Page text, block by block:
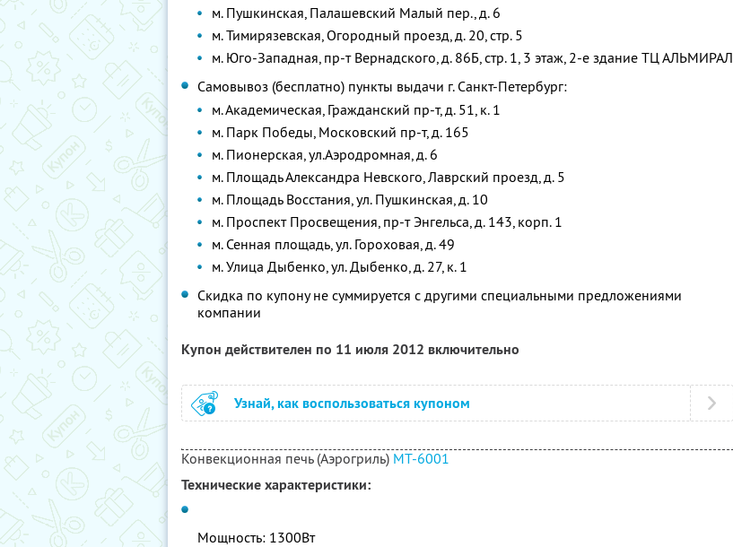
м. Пушкинская, Палашевский Малый пер., д. 6
м. Тимирязевская, Огородный проезд, д. 20, стр. 5
м. Юго-Западная, пр-т Вернадского, д. 86Б, стр. 1, 3 этаж, 2-е здание ТЦ АЛЬМИРАЛ
Самовывоз (бесплатно) пункты выдачи г. Санкт-Петербург:
м. Академическая, Гражданский пр-т, д. 51, к. 1
м. Парк Победы, Московский пр-т, д. 165
м. Пионерская, ул.Аэродромная, д. 6
м. Площадь Александра Невского, Лаврский проезд, д. 5
м. Площадь Восстания, ул. Пушкинская, д. 10
м. Проспект Просвещения, пр-т Энгельса, д. 143, корп. 1
м. Сенная площадь, ул. Гороховая, д. 49
м. Улица Дыбенко, ул. Дыбенко, д. 27, к. 1
Скидка по купону не суммируется с другими специальными предложениями
компании
Купон действителен по 11 июля 2012 включительно
Узнай, как воспользоваться купоном
Конвекционная печь (Аэрогриль) MT-6001
Технические характеристики:
Мощность: 1300Вт